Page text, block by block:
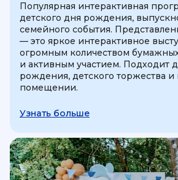
Популярная интерактивная
детского дня рождения,
семейного события.
— это яркое интерактивное
огромным количеством
и активным участием. Подходит
рождения, детского торжества
помещении.
Узнать больше